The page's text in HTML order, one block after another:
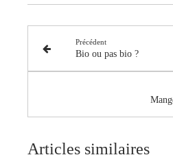
Précédent
Bio ou pas bio ?
Articles similaires